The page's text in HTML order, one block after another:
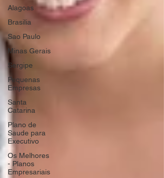
Alagoas
Brasilia
Sao Paulo
Minas Gerais
Sergipe
Pequenas
Empresas
Santa
Catarina
Plano de
Saude para
Executivo
Os Melhores
- Planos
Empresariais